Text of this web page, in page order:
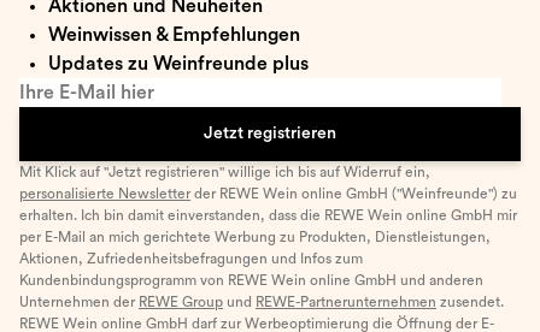
Aktionen und Neuheiten
Weinwissen & Empfehlungen
Updates zu Weinfreunde plus
Ihre E-Mail hier
Jetzt registrieren
Mit Klick auf "Jetzt registrieren" willige ich bis auf Widerruf ein,
personalisierte Newsletter der REWE Wein online GmbH ("Weinfreunde") zu
erhalten. Ich bin damit einverstanden, dass die REWE Wein online GmbH mir
per E-Mail an mich gerichtete Werbung zu Produkten, Dienstleistungen,
Aktionen, Zufriedenheitsbefragungen und Infos zum
Kundenbindungsprogramm von REWE Wein online GmbH und anderen
Unternehmen der REWE Group und REWE-Partnerunternehmen zusendet.
REWE Wein online GmbH darf zur Werbeoptimierung die Öffnung der E-